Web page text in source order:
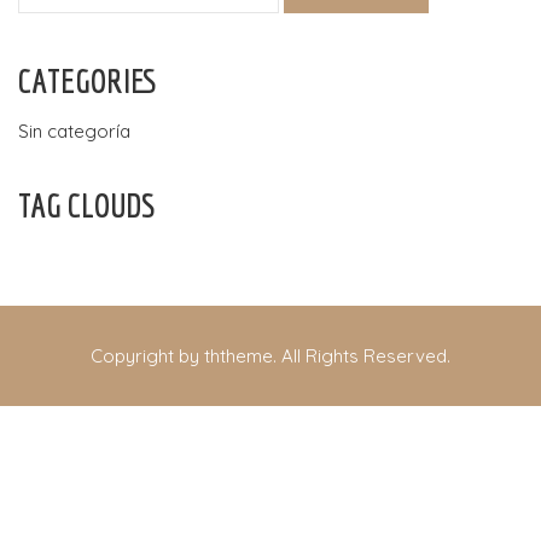
CATEGORIES
Sin categoría
TAG CLOUDS
Copyright by ththeme. All Rights Reserved.